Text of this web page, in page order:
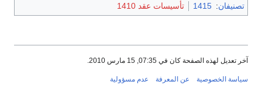
تصنيفان:
1415 تأسيسات عقد 1410
آخر تعديل لهذه الصفحة كان في 07:35, 15 مارس 2010.
سياسة الخصوصية عن المعرفة عدم مسؤولية